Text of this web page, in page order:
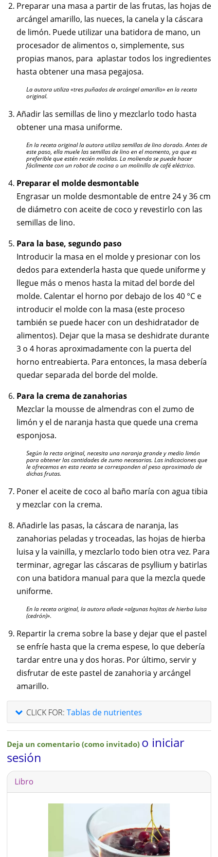
Preparar una masa a partir de las frutas, las hojas de
arcángel amarillo, las nueces, la canela y la cáscara
de limón. Puede utilizar una batidora de mano, un
procesador de alimentos o, simplemente, sus
propias manos, para aplastar todos los ingredientes
hasta obtener una masa pegajosa.
La autora utiliza «tres puñados de arcángel amarillo» en la receta
original.
Añadir las semillas de lino y mezclarlo todo hasta
obtener una masa uniforme.
En la receta original la autora utiliza semillas de lino dorado. Antes de
este paso, ella muele las semillas de lino en el momento, ya que es
preferible que estén recién molidas. La molienda se puede hacer
fácilmente con un robot de cocina o un molinillo de café eléctrico.
Preparar el molde desmontable
Engrasar un molde desmontable de entre 24 y 36 cm
de diámetro con aceite de coco y revestirlo con las
semillas de lino.
Para la base, segundo paso
Introducir la masa en el molde y presionar con los
dedos para extenderla hasta que quede uniforme y
llegue más o menos hasta la mitad del borde del
molde. Calentar el horno por debajo de los 40 °C e
introducir el molde con la masa (este proceso
también se puede hacer con un deshidratador de
alimentos). Dejar que la masa se deshidrate durante
3 o 4 horas aproximadamente con la puerta del
horno entreabierta. Para entonces, la masa debería
quedar separada del borde del molde.
Para la crema de zanahorias
Mezclar la mousse de almendras con el zumo de
limón y el de naranja hasta que quede una crema
esponjosa.
Según la recta original, necesita una naranja grande y medio limón
para obtener las cantidades de zumo necesarias. Las indicaciones que
le ofrecemos en esta receta se corresponden al peso aproximado de
dichas frutas.
Poner el aceite de coco al baño maría con agua tibia
y mezclar con la crema.
Añadirle las pasas, la cáscara de naranja, las
zanahorias peladas y troceadas, las hojas de hierba
luisa y la vainilla, y mezclarlo todo bien otra vez. Para
terminar, agregar las cáscaras de psyllium y batirlas
con una batidora manual para que la mezcla quede
uniforme.
En la receta original, la autora añade «algunas hojitas de hierba luisa
(cedrón)».
Repartir la crema sobre la base y dejar que el pastel
se enfríe hasta que la crema espese, lo que debería
tardar entre una y dos horas. Por último, servir y
disfrutar de este pastel de zanahoria y arcángel
amarillo.
CLICK FOR: Tablas de nutrientes
Deja un comentario (como invitado) o iniciar
sesión
Libro